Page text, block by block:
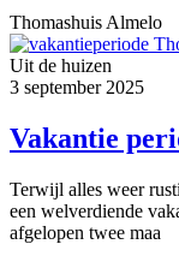
Thomashuis Almelo
Uit de huizen
3 september 2025
Vakantie
Terwijl alles weer
een welverdiende
afgelopen twee maa